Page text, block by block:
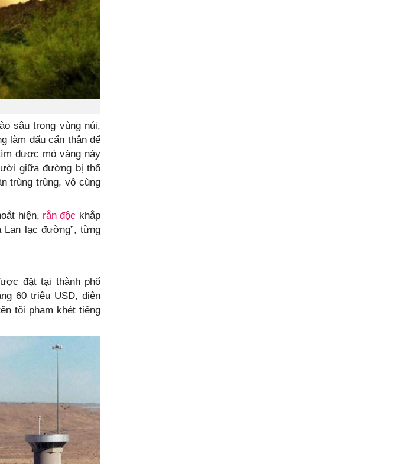
sâu trong vùng núi,
làm dấu cẩn thận để
được mỏ vàng này
giữa đường bị thổ
trùng trùng, vô cùng
hiện, rắn độc khắp
lạc đường”, từng
đặt tại thành phố
60 triệu USD, diện
tội phạm khét tiếng